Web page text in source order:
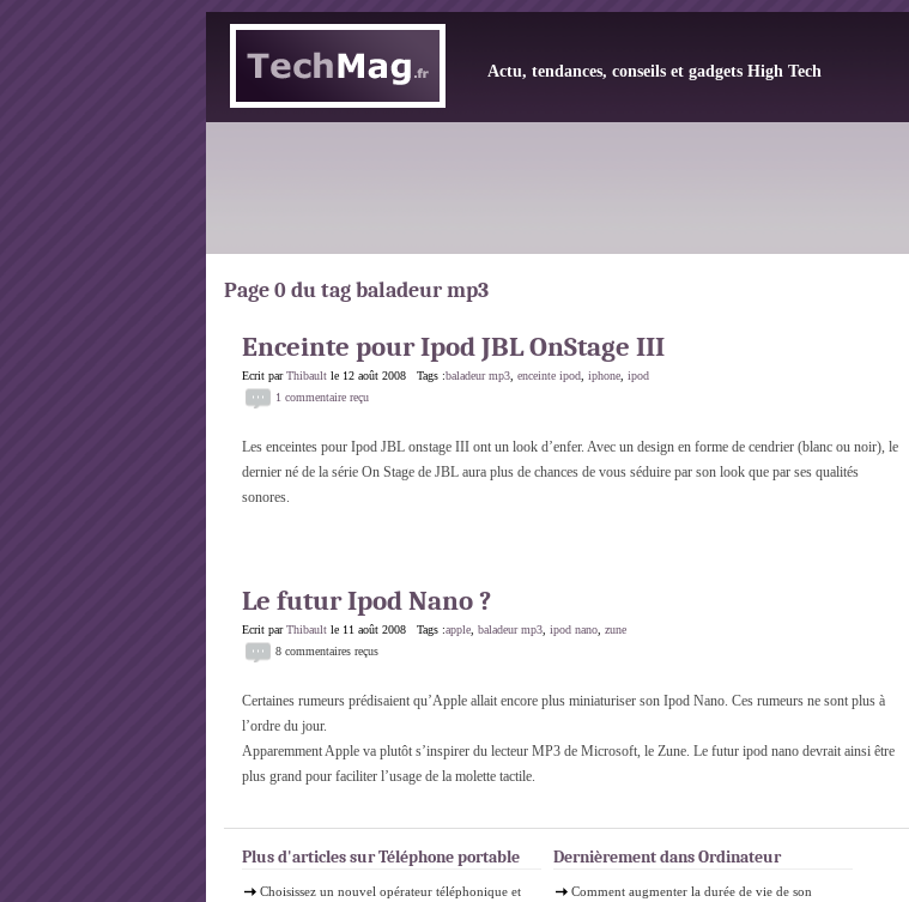
Actu, tendances, conseils et gadgets High Tech
Page 0 du tag baladeur mp3
Enceinte pour Ipod JBL OnStage III
Ecrit parThibault le 12 août 2008 Tags :baladeur mp3 enceinte ipod iphone ipod
1 commentaire reçu
Les enceintes pour Ipod JBL onstage III ont un look d’enfer. Avec un design en forme de cendrier (blanc ou noir), le
dernier né de la série On Stage de JBL aura plus de chances de vous séduire par son look que par ses qualités
sonores.
Le futur Ipod Nano ?
Ecrit parThibault le 11 août 2008 Tags :apple baladeur mp3 ipod nano zune
8 commentaires reçus
Certaines rumeurs prédisaient qu’Apple allait encore plus miniaturiser son Ipod Nano. Ces rumeurs ne sont plus à
l’ordre du jour.
Apparemment Apple va plutôt s’inspirer du lecteur MP3 de Microsoft, le Zune. Le futur ipod nano devrait ainsi être
plus grand pour faciliter l’usage de la molette tactile.
Plus d'articles sur Téléphone portable
Choisissez un nouvel opérateur téléphonique et
Dernièrement dans Ordinateur
Comment augmenter la durée de vie de son